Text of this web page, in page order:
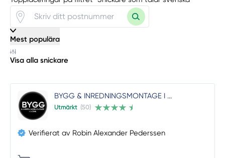
Mest populära
Visa alla snickare
BYGG & INREDNINGSMONTAGE I ...
Utmärkt (50)
Verifierat av Robin Alexander Pederssen